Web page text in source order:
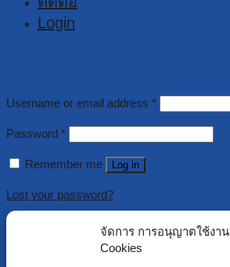
จัดการ การอนุญาตใช้งาน
Cookies
Login
Username or email address *
Password *
Remember me Log in
Lost your password?